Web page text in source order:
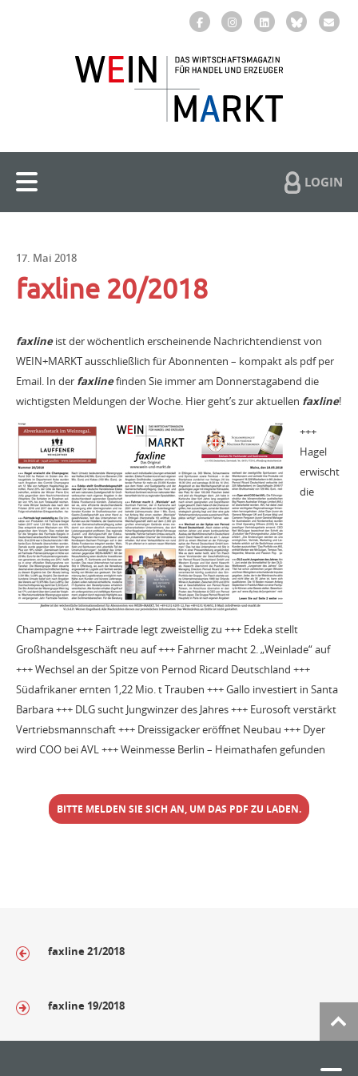
LOGIN
17. Mai 2018
faxline 20/2018
faxlineist der wöchentlich erscheinende Nachrichtendienst von
WEIN+MARKT ausschließlich für Abonnenten – kompakt als pdf per
Email. In der faxlinefinden Sie immer am Donnerstagabend die
wichtigsten Meldungen der Woche. Hier geht’s zur aktuellen faxline!
+++
Hagel
erwischt
die
Champagne +++ Fairtrade legt zweistellig zu +++ Edeka stellt
Großhandelsgeschäft neu auf +++ Fahrner macht 2. „Weinlade“ auf
+++ Wechsel an der Spitze von Pernod Ricard Deutschland +++
Südafrikaner ernten 1,22 Mio. t Trauben +++ Gallo investiert in Santa
Barbara +++ DLG sucht Jungwinzer des Jahres +++ Eurosoft verstärkt
Vertriebsmannschaft +++ Dreissigacker eröffnet Neubau +++ Dyer
wird COO bei AVL +++ Weinmesse Berlin – Heimathafen gefunden
BITTE MELDEN SIE SICH AN, UM DAS PDF ZU LADEN.
faxline 21/2018
faxline 19/2018